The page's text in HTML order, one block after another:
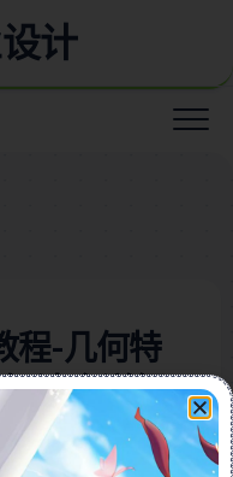
计
程-几何特
读含详细